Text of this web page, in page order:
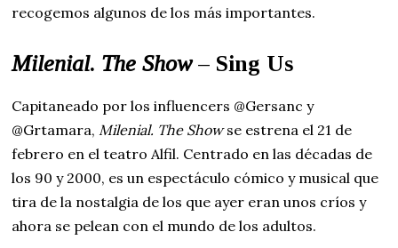
recogemos algunos de los más importantes.
Milenial. The Show– Sing Us
Capitaneado por los influencers @Gersanc y
@Grtamara, Milenial. The Showse estrena el 21 de
febrero en el teatro Alfil. Centrado en las décadas de
los 90 y 2000, es un espectáculo cómico y musical que
tira de la nostalgia de los que ayer eran unos críos y
ahora se pelean con el mundo de los adultos.